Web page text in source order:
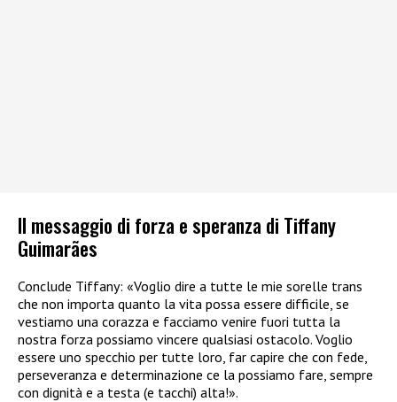
Il messaggio di forza e speranza di Tiffany
Guimarães
Conclude Tiffany: «Voglio dire a tutte le mie sorelle trans
che non importa quanto la vita possa essere difficile, se
vestiamo una corazza e facciamo venire fuori tutta la
nostra forza possiamo vincere qualsiasi ostacolo. Voglio
essere uno specchio per tutte loro, far capire che con fede,
perseveranza e determinazione ce la possiamo fare, sempre
con dignità e a testa (e tacchi) alta!».